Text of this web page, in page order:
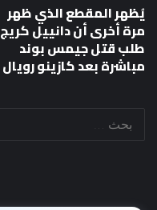
يُظهر المقطع الذي ظهر
مرة أخرى أن دانييل كريج
طلب قتل جيمس بوند
مباشرة بعد كازينو رويال